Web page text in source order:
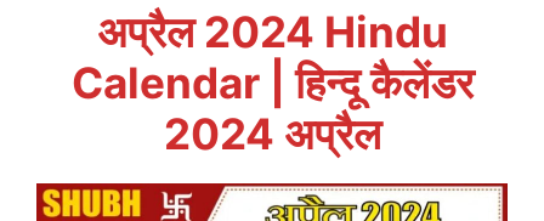
अप्रैल 2024 Hindu
Calendar | हिन्दू कैलेंडर
2024 अप्रैल